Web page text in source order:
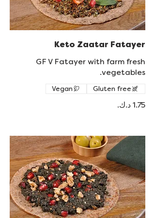
Keto Zaatar Fatayer
GF V Fatayer with farm fresh
vegetables.
Gluten free
Vegan